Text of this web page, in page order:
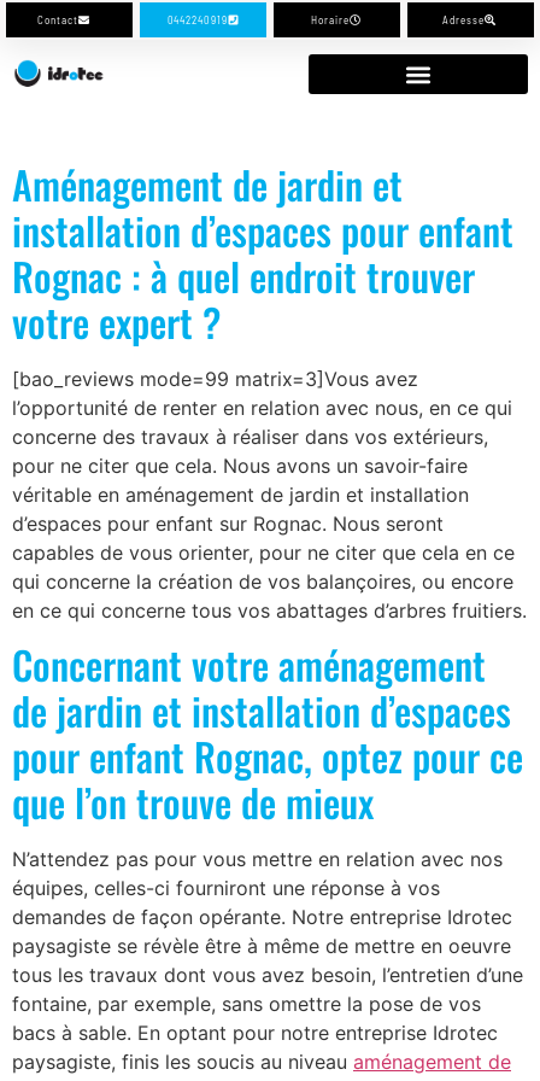
Contact 0442240919 Horaire Adresse
Aménagement de jardin et
installation d’espaces pour enfant
Rognac : à quel endroit trouver
votre expert ?
[bao_reviews mode=99 matrix=3]Vous avez
l’opportunité de renter en relation avec nous, en ce qui
concerne des travaux à réaliser dans vos extérieurs,
pour ne citer que cela. Nous avons un savoir-faire
véritable en aménagement de jardin et installation
d’espaces pour enfant sur Rognac. Nous seront
capables de vous orienter, pour ne citer que cela en ce
qui concerne la création de vos balançoires, ou encore
en ce qui concerne tous vos abattages d’arbres fruitiers.
Concernant votre aménagement
de jardin et installation d’espaces
pour enfant Rognac, optez pour ce
que l’on trouve de mieux
N’attendez pas pour vous mettre en relation avec nos
équipes, celles-ci fourniront une réponse à vos
demandes de façon opérante. Notre entreprise Idrotec
paysagiste se révèle être à même de mettre en oeuvre
tous les travaux dont vous avez besoin, l’entretien d’une
fontaine, par exemple, sans omettre la pose de vos
bacs à sable. En optant pour notre entreprise Idrotec
paysagiste, finis les soucis au niveau aménagement de